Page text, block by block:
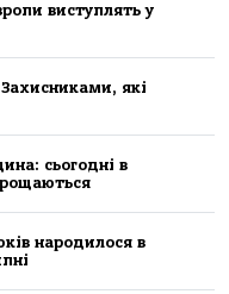
виступлять у
які
сьогодні в
народилося в